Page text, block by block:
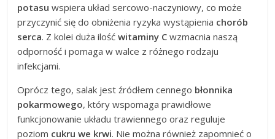
potasu wspiera układ sercowo-naczyniowy, co może
przyczynić się do obniżenia ryzyka wystąpienia chorób
serca. Z kolei duża ilośćwitaminy C wzmacnia naszą
odporność i pomaga w walce z różnego rodzaju
infekcjami.
Oprócz tego, salak jest źródłem cennego błonnika
pokarmowego, który wspomaga prawidłowe
funkcjonowanie układu trawiennego oraz reguluje
poziom cukru we krwi. Nie można również zapomnieć o